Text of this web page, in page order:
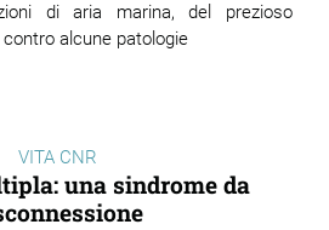
di aria marina, del prezioso
alcune patologie
VITA CNR
una sindrome da